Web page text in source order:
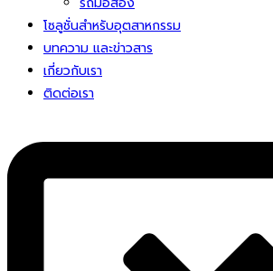
โซลูชั่นสําหรับอุตสาหกรรม
บทความ และข่าวสาร
เกี่ยวกับเรา
ติดต่อเรา